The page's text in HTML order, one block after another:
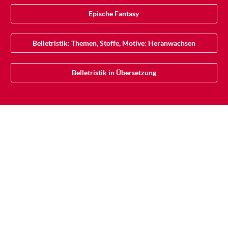
Epische Fantasy
Belletristik: Themen, Stoffe, Motive: Heranwachsen
Belletristik in Übersetzung